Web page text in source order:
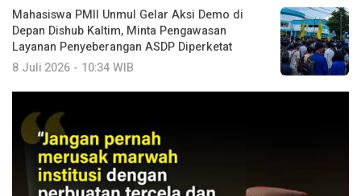
Mahasiswa PMII Unmul Gelar Aksi Demo di
Depan Dishub Kaltim, Minta Pengawasan
Layanan Penyeberangan ASDP Diperketat
8 Juli 2026 - 10:34 WIB